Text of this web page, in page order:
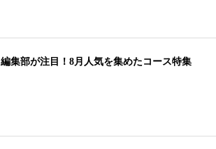
編集部が注目！8月人気を集めたコース特集